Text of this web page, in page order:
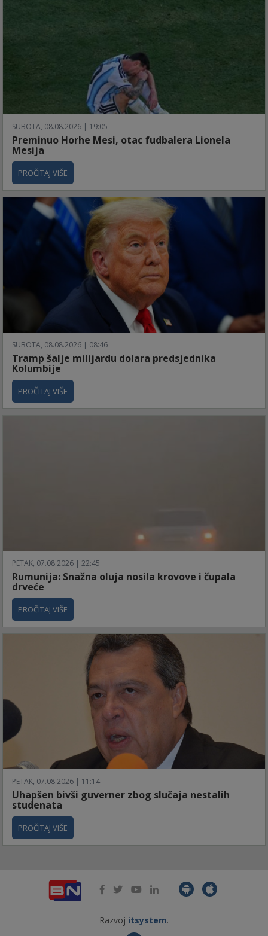
SUBOTA, 08.08.2026 | 19:05
Preminuo Horhe Mesi, otac fudbalera Lionela
Mesija
PROČITAJ VIŠE
SUBOTA, 08.08.2026 | 08:46
Tramp šalje milijardu dolara predsjednika
Kolumbije
PROČITAJ VIŠE
PETAK, 07.08.2026 | 22:45
Rumunija: Snažna oluja nosila krovove i čupala
drveće
PROČITAJ VIŠE
PETAK, 07.08.2026 | 11:14
Uhapšen bivši guverner zbog slučaja nestalih
studenata
PROČITAJ VIŠE
Razvoj itsystem.